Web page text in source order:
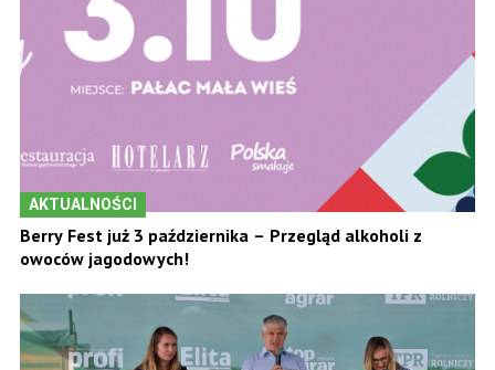
AKTUALNOŚCI
Berry Fest już 3 października – Przegląd alkoholi z
owoców jagodowych!